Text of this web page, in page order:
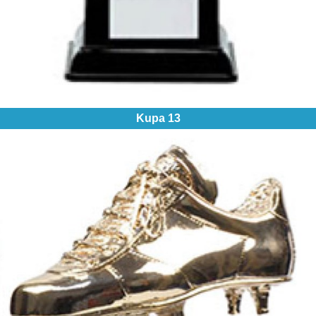
Kupa 13